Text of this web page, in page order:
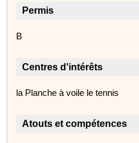
Permis
B
Centres d'intérêts
la Planche à voile le tennis
Atouts et compétences